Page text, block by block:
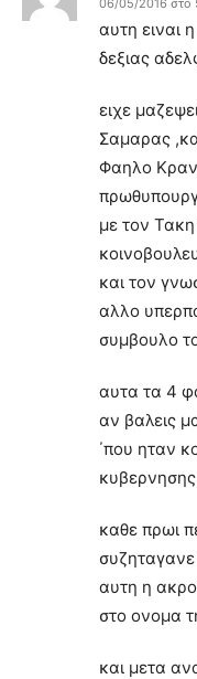
06/05/2016
αυτη ειναι
δεξιας
ειχε
Σαμαρας
Φαηλο
με τον
και τον
αλλο
συμβουλο
αυτα τα 4
αν βαλεις
΄που ηταν
καθε πρωι
αυτη η
στο ονομα
και μετα